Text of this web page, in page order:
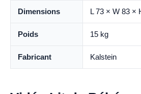
Dimensions L 73 × W 83 ×
Poids 15 kg
Fabricant Kalstein